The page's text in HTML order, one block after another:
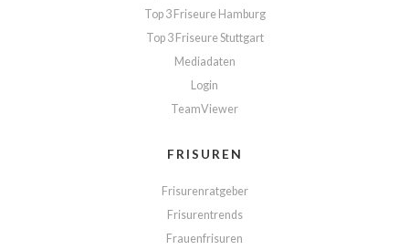
Top 3 Friseure Hamburg
Top 3 Friseure Stuttgart
Mediadaten
Login
TeamViewer
FRISUREN
Frisurenratgeber
Frisurentrends
Frauenfrisuren